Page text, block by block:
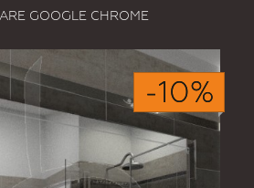
GOOGLE CHROME
-10%